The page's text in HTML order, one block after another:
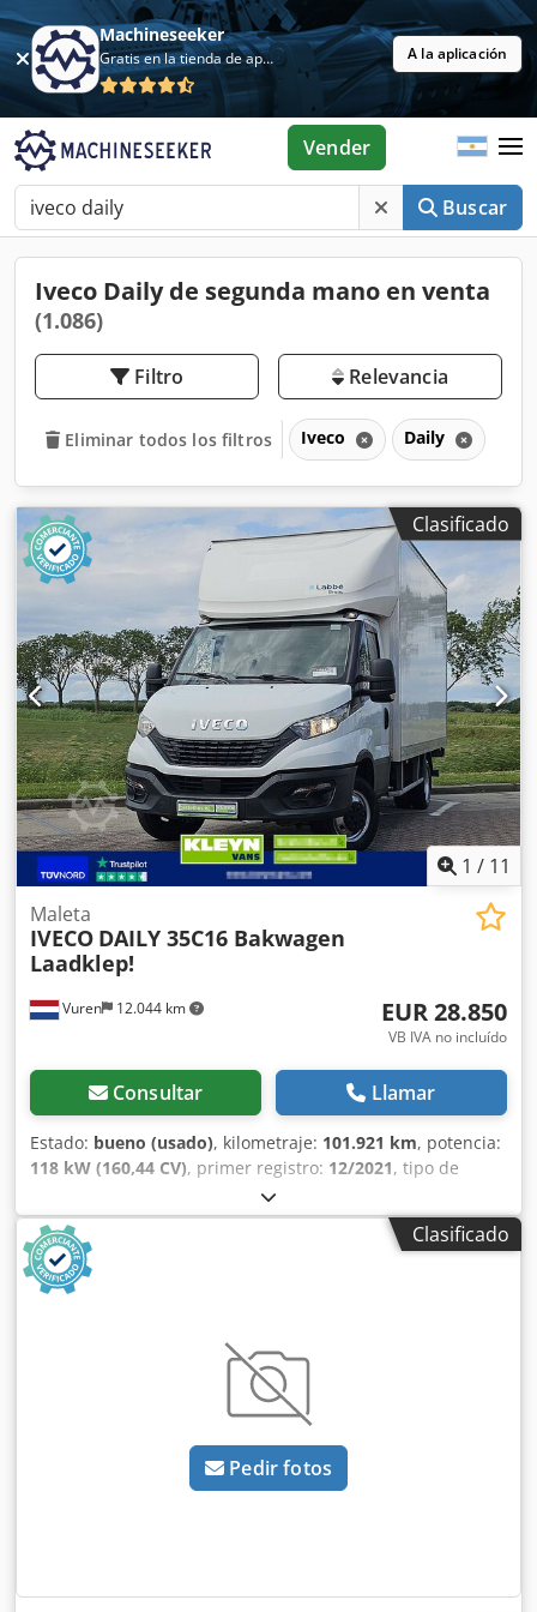
Machineseeker
Gratis en la tienda de aplicaciones A la aplicación
Buscar
Vender
Iveco Daily de segunda mano en venta
(1.086)
Filtro Relevancia
Eliminar todos los filtros Iveco Daily
Clasificado
1 / 11
Vuren 12.044 km
Maleta
IVECO DAILY 35C16 Bakwagen
Laadklep!
EUR 28.850
VB IVA no incluído
Consultar Llamar
Estado: bueno (usado), kilometraje: 101.921 km, potencia:
118 kW (160,44 CV), primer registro: 12/2021, tipo de
, tamaño del neumático:
configuración de ejes:4x2, distancia entre ejes:4.100 mm,
combustible:
, cabina del conductor:
cabina del conductor
número de marchas:
2.150 mm
longitud del espacio de carga:4.190 mm
2.050 mm, altura del espacio de carga:
, Año de fabricación:2021
Apple CarPlay, Bluetooth, aire acondicionado, cierre
centralizado, control de crucero, control de tracción,
elevador trasero, espejo retrovisor eléctrico, regulación
Radio/cassette - Cámara de visión trasera - Tapicería de
Clasificado
Pedir fotos